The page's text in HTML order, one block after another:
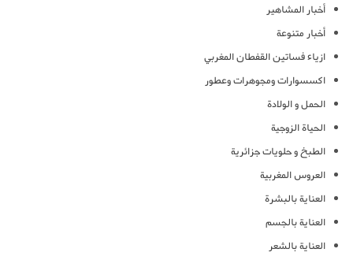
أخبار المشاهير
أخبار متنوعة
ازياء فساتين القفطان المغربي
اكسسوارات ومجوهرات وعطور
الحمل و الولادة
الحياة الزوجية
الطبخ و حلويات جزائرية
العروس المغربية
العناية بالبشرة
العناية بالجسم
العناية بالشعر